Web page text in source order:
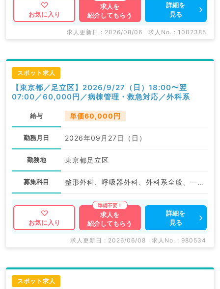
お気に入り
求人を
紹介してもらう
詳細を
見る
求人更新日 : 2026/08/06 求人No. : 1002385
スポット求人
【東京都／足立区】2026/9/27（日）18:00〜翌
07:00／60,000円／病棟管理・救急対応／外科系
給与 単価60,000円
勤務月日 2026年09月27日（日）
勤務地 東京都足立区
募集科目 整形外科、呼吸器外科、外科系全般、一般外科、消化器外科
お気に入り
求人を
紹介してもらう
詳細を
見る
求人更新日 : 2026/06/08 求人No. : 980534
スポット求人